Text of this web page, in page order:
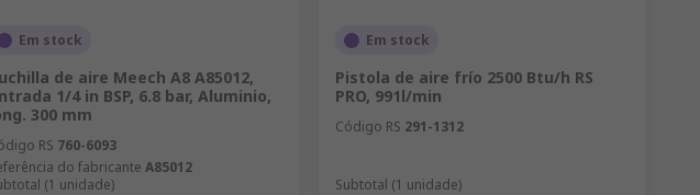
Em stock
de aire Meech A8 A85012,
1/4 in BSP, 6.8 bar, Aluminio,
300 mm
RS 760-6093
do fabricante A85012
(1 unidade)
Em stock
Pistola de aire frío 2500 Btu/h RS
PRO, 991l/min
Código RS 291-1312
Subtotal (1 unidade)